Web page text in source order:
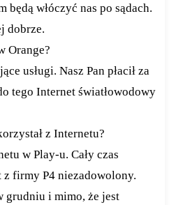
będą włóczyć nas po sądach.
dobrze.
Orange?
usługi. Nasz Pan płacił za
tego Internet światłowodowy
z Internetu?
w Play-u. Cały czas
firmy P4 niezadowolony.
grudniu i mimo, że jest